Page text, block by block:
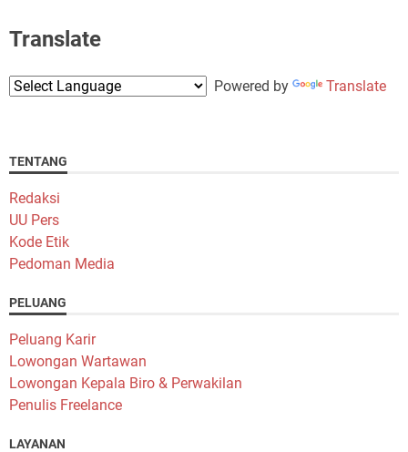
Translate
Powered by Translate
TENTANG
Redaksi
UU Pers
Kode Etik
Pedoman Media
PELUANG
Peluang Karir
Lowongan Wartawan
Lowongan Kepala Biro & Perwakilan
Penulis Freelance
LAYANAN